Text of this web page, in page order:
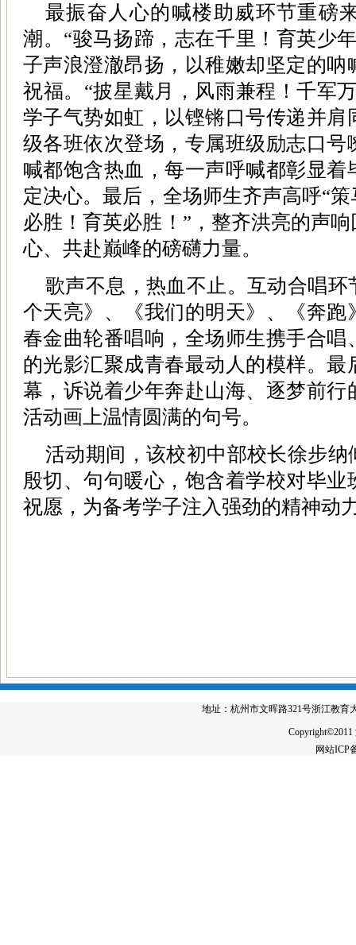
最振奋人心的喊楼助威环节重磅
潮。“骏马扬蹄，志在千里！育英少
子声浪澄澈昂扬，以稚嫩却坚定的
祝福。“披星戴月，风雨兼程！千军
学子气势如虹，以铿锵口号传递并
级各班依次登场，专属班级励志口
喊都饱含热血，每一声呼喊都彰显
定决心。最后，全场师生齐声高呼“
必胜！育英必胜！”，整齐洪亮的声
心、共赴巅峰的磅礴力量。
歌声不息，热血不止。互动合唱
个天亮》、《我们的明天》、《奔
春金曲轮番唱响，全场师生携手合
的光影汇聚成青春最动人的模样。
幕，诉说着少年奔赴山海、逐梦前
活动画上温情圆满的句号。
活动期间，该校初中部校长徐步
殷切、句句暖心，饱含着学校对毕
祝愿，为备考学子注入强劲的精神动
地址：杭州市文晖路321号浙江教育
Copyright©2011
网站ICP